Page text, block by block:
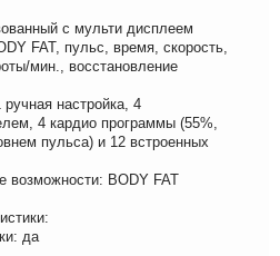
с мульти дисплеем
FAT, пульс, время, скорость,
мин., восстановление
настройка, 4
4 кардио программы (55%,
пульса) и 12 встроенных
возможности: BODY FAT
да